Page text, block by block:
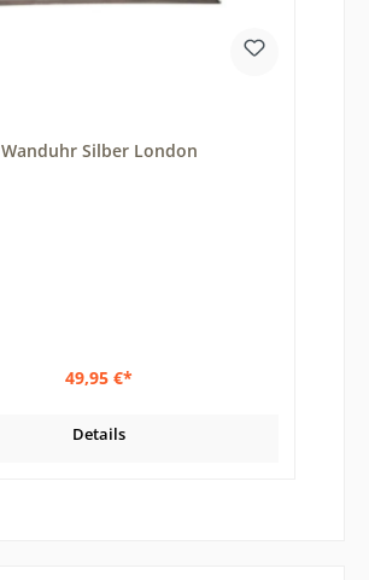
Wanduhr Silber London
49,95 €*
Details